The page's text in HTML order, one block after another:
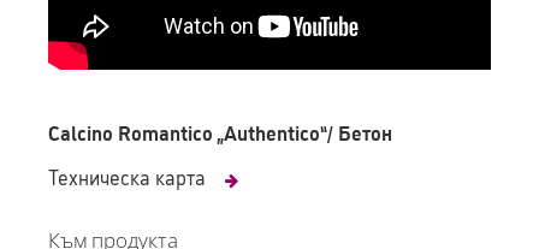
Calcino Romantico „Authentico“/ Бетон
Техническа карта
Към продукта